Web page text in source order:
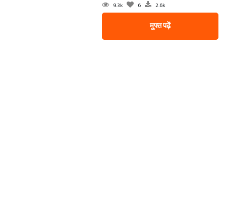
9.3k 6 2.6k
मुफ्त पढ़ें